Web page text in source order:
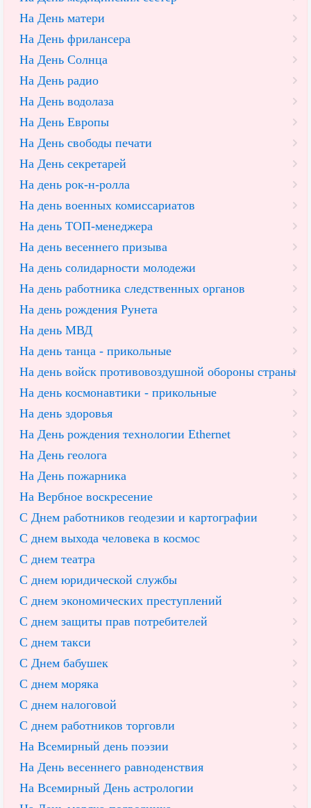
На День матери
На День фрилансера
На День Солнца
На День радио
На День водолаза
На День Европы
На День свободы печати
На День секретарей
На день рок-н-ролла
На день военных комиссариатов
На день ТОП-менеджера
На день весеннего призыва
На день солидарности молодежи
На день работника следственных органов
На день рождения Рунета
На день МВД
На день танца - прикольные
На день войск противовоздушной обороны страны
На день космонавтики - прикольные
На день здоровья
На День рождения технологии Ethernet
На День геолога
На День пожарника
На Вербное воскресение
С Днем работников геодезии и картографии
С днем выхода человека в космос
С днем театра
С днем юридической службы
С днем экономических преступлений
С днем защиты прав потребителей
С днем такси
С Днем бабушек
С днем моряка
С днем налоговой
С днем работников торговли
На Всемирный день поэзии
На День весеннего равноденствия
На Всемирный День астрологии